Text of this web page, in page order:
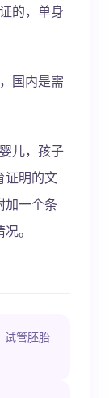
的，单身
国内是需
儿，孩子
证明的文
加一个条
。
试管胚胎